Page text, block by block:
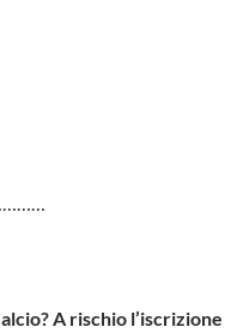
A rischio l’iscrizione